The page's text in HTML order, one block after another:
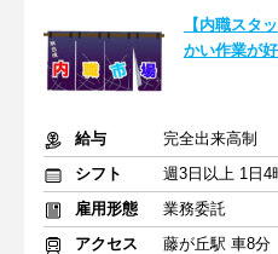
【内職スタ
かい作業が
給与
完全出来高制
シフト
雇用形態
業務委託
アクセス
藤が丘駅 車8分